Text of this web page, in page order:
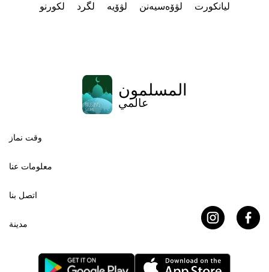
لکورنو لگرد لۋۆيە لۋۆەسيەنن لیانکورت
المسلمون
عالمي
وقت نماز
معلومات عنا
اتصل بنا
مدينة